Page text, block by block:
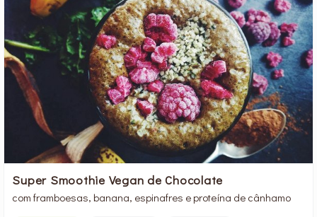
Super Smoothie Vegan de Chocolate
com framboesas, banana, espinafres e proteína de cânhamo